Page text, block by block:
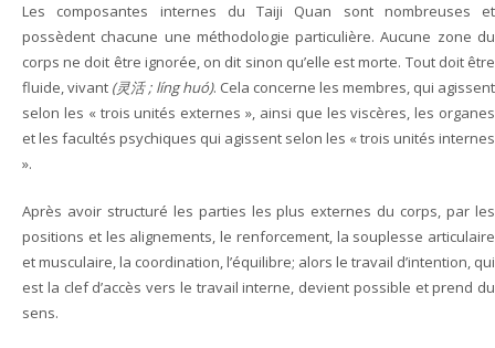
Les composantes internes du Taiji Quan sont nombreuses et
possèdent chacune une méthodologie particulière. Aucune zone du
corps ne doit être ignorée, on dit sinon qu’elle est morte. Tout doit être
fluide, vivant (灵活 ; líng huó). Cela concerne les membres, qui agissent
selon les « trois unités externes », ainsi que les viscères, les organes
et les facultés psychiques qui agissent selon les « trois unités internes
».
Après avoir structuré les parties les plus externes du corps, par les
positions et les alignements, le renforcement, la souplesse articulaire
et musculaire, la coordination, l’équilibre; alors le travail d’intention, qui
est la clef d’accès vers le travail interne, devient possible et prend du
sens.